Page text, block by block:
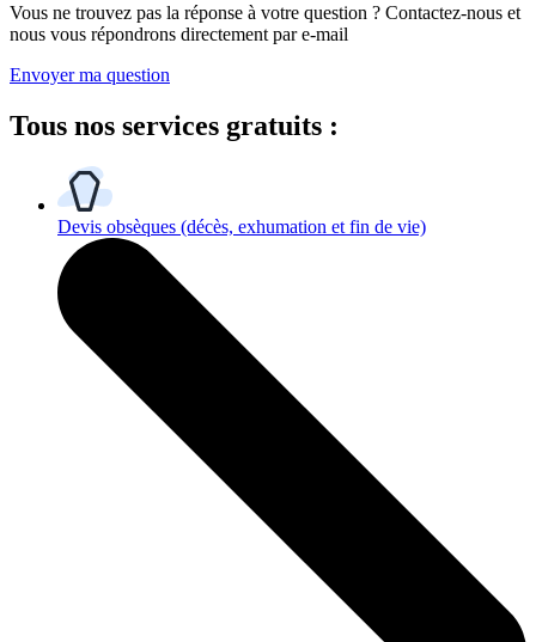
Vous ne trouvez pas la réponse à votre question ? Contactez-nous et
nous vous répondrons directement par e-mail
Envoyer ma question
Tous nos services gratuits :
Devis obsèques (décès, exhumation et fin de vie)